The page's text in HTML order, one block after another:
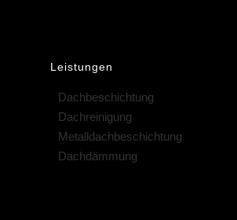
Leistungen
Dachbeschichtung
Dachreinigung
Metalldachbeschichtung
Dachdämmung